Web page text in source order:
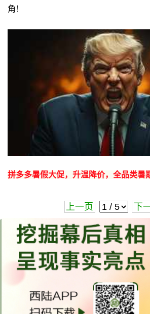
角！
拼多多暑假大促，升温降价，全品类暑
上一页 下